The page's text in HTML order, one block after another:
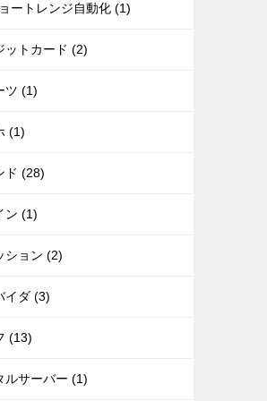
ートレンジ自動化 (1)
ットカード (2)
ツ (1)
(1)
ド (28)
ン (1)
ション (2)
イダ (3)
(13)
ルサーバー (1)